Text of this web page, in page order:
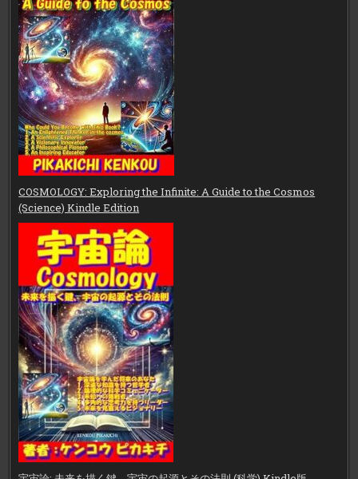
COSMOLOGY: Exploring the Infinite: A Guide to the Cosmos
(Science) Kindle Edition